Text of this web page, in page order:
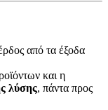
από τα έξοδα
και η
λύσης, πάντα προς